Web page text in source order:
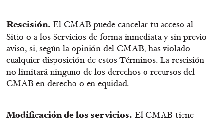
Rescisión. El CMAB puede cancelar tu acceso al
Sitio o a los Servicios de forma inmediata y sin previo
aviso, si, según la opinión del CMAB, has violado
cualquier disposición de estos Términos. La rescisión
no limitará ninguno de los derechos o recursos del
CMAB en derecho o en equidad.
Modificación de los servicios. El CMAB tiene